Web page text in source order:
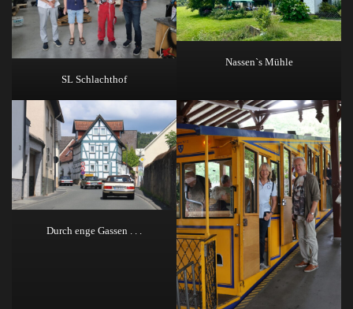
SL Schlachthof
Nassen`s Mühle
Durch enge Gassen . . .